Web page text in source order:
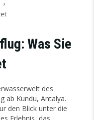
Was Sie
des
ab Kundu, Antalya.
den Blick unter die